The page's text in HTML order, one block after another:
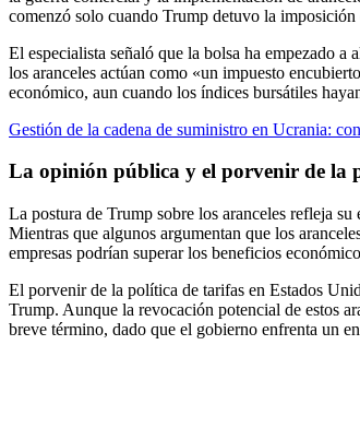
comenzó solo cuando Trump detuvo la
El especialista señaló que la bolsa ha empezado
los aranceles actúan como «un impuesto
económico, aun cuando los índices bursátiles
Gestión de la cadena de suministro en Ucrania:
La opinión pública y el porvenir de la
La postura de Trump sobre los aranceles refleja
Mientras que algunos argumentan que los
empresas podrían superar los beneficios
El porvenir de la política de tarifas en Estados
Trump. Aunque la revocación potencial de estos
breve término, dado que el gobierno enfrenta un